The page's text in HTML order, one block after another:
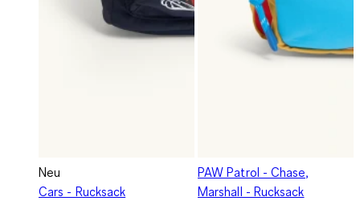
Neu
Cars - Rucksack
PAW Patrol - Chase,
Marshall - Rucksack